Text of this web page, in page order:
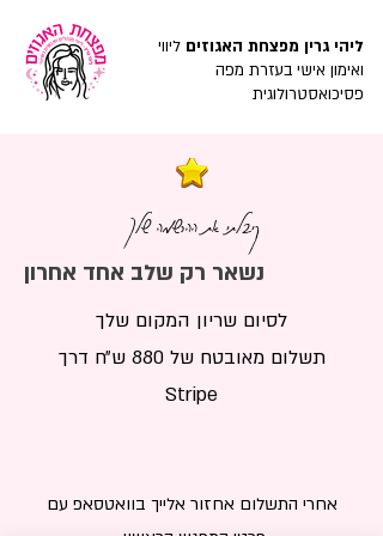
ליהי גרין מפצחת האגוזים ליווי
ואימון אישי בעזרת מפה
פסיכואסטרולוגית
קיבלתי את ההרשמה שלך
נשאר רק שלב אחד אחרון
לסיום שריון המקום שלך
תשלום מאובטח של 880 ש״ח דרך
Stripe
אחרי התשלום אחזור אלייך בוואטסאפ עם